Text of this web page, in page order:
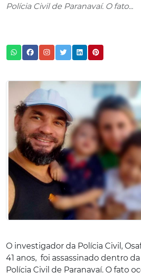
Polícia Civil de Paranavaí. O fato...
O investigador da Polícia Civil,
41 anos, foi assassinado dentro
Polícia Civil de Paranavaí. O fato